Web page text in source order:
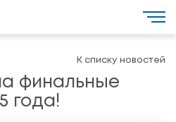
финальные
года!
К списку новостей